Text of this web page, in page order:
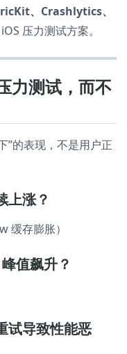
、Crashlytics、
压力测试方案。
力测试，而不
”的表现，不是用户正
上涨？
缓存膨胀）
值飙升？
试导致性能恶